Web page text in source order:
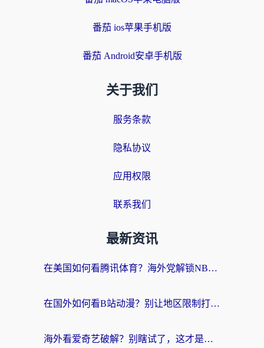
番茄 ios苹果手机版
番茄 Android安卓手机版
关于我们
服务条款
隐私协议
应用权限
联系我们
最新资讯
在美国如何看腾讯体育？海外党解锁NBA欧洲杯直播的终极攻略
在国外如何看B站动漫？别让地区限制打断你的追番节奏
海外看爱奇艺破解？别瞎试了，这才是留学生华人追剧看球的正确打开方式